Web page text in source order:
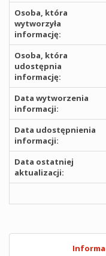
Osoba, która
wytworzyła
informację:
Osoba, która
udostępnia
informację:
Data wytworzenia
informacji:
Data udostępnienia
informacji:
Data ostatniej
aktualizacji: